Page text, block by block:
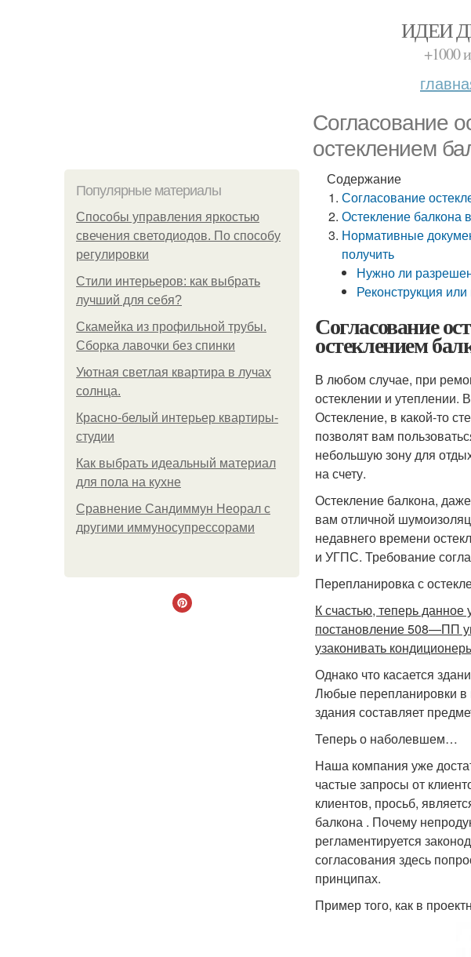
ИДЕИ
+1000
Согласование
остеклением
Популярные материалы
Способы управления яркостью
свечения светодиодов. По способу
регулировки
Стили интерьеров: как выбрать
лучший для себя?
Скамейка из профильной трубы.
Сборка лавочки без спинки
Уютная светлая квартира в лучах
солнца.
Красно-белый интерьер квартиры-
студии
Как выбрать идеальный материал
для пола на кухне
Сравнение Сандиммун Неорал с
другими иммуносупрессорами
Содержание
Согласование
Остекление балкона
Нормативные
получить
Нужно ли
Реконструкция
Согласование
остеклением
В любом случае, при
остеклении и утеплении.
Остекление, в какой-то
позволят вам
небольшую зону для
на счету.
Остекление балкона,
вам отличной
недавнего времени
и УГПС. Требование
Перепланировка с
К счастью, теперь
постановление 508—ПП
узаконивать
Однако что касается
Любые перепланировки в
здания составляет
Теперь о наболевшем…
Наша компания уже
частые запросы от
клиентов, просьб,
балкона . Почему
регламентируется
согласования здесь
принципах.
Пример того, как в